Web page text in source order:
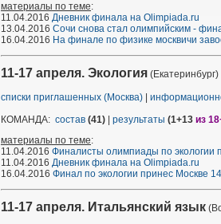
материалы по теме:
11.04.2016 Дневник финала на Olimpiada.ru
13.04.2016 Сочи снова стал олимпийским -
16.04.2016 На финале по физике москвичи
11-17 апреля. Экология (Екатеринбург)
списки приглашенных (Москва)
КОМАНДА: состав (41) результаты (1+13 из
материалы по теме:
11.04.2016 Финалисты олимпиады по экологии
11.04.2016 Дневник финала на Olimpiada.ru
16.04.2016 Финал по экологии принес Москве
11-17 апреля. Итальянский язык